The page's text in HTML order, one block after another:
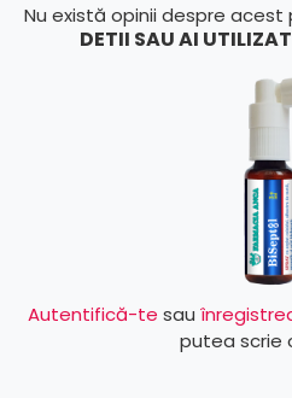
Nu există opinii despre
DETII SAU AI
Autentifică-te sau
putea scrie